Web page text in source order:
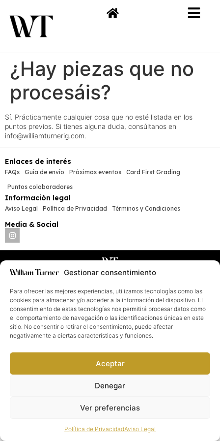
Gestionar consentimiento
Para ofrecer las mejores experiencias, utilizamos tecnologías como las
cookies para almacenar y/o acceder a la información del dispositivo. El
consentimiento de estas tecnologías nos permitirá procesar datos como
el comportamiento de navegación o las identificaciones únicas en este
sitio. No consentir o retirar el consentimiento, puede afectar
negativamente a ciertas características y funciones.
Aceptar
Denegar
Ver preferencias
Política de PrivacidadAviso Legal
¿Hay piezas que no
procesáis?
Sí. Prácticamente cualquier cosa que no esté listada en los
puntos previos. Si tienes alguna duda, consúltanos en
info@williamturnerig.com.
Enlaces de interés
FAQs Guía de envío Próximos eventos
Card First Grading
Puntos colaboradores
Información legal
Aviso Legal Política de Privacidad Términos y Condiciones
Media & Social
William Turner®. Todos los derechos reservados